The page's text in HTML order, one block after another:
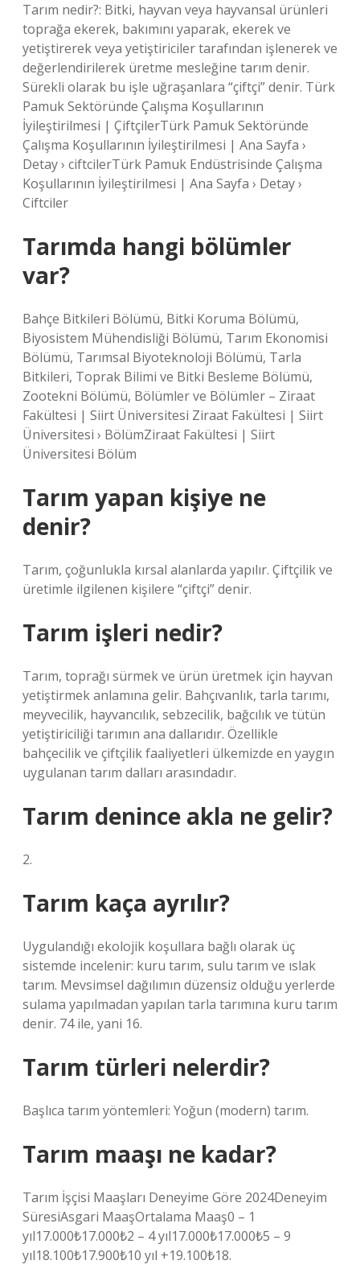
Tarım nedir?: Bitki, hayvan veya hayvansal ürünleri
toprağa ekerek, bakımını yaparak, ekerek ve
yetiştirerek veya yetiştiriciler tarafından işlenerek ve
değerlendirilerek üretme mesleğine tarım denir.
Sürekli olarak bu işle uğraşanlara “çiftçi” denir. Türk
Pamuk Sektöründe Çalışma Koşullarının
İyileştirilmesi | ÇiftçilerTürk Pamuk Sektöründe
Çalışma Koşullarının İyileştirilmesi | Ana Sayfa ›
Detay › ciftcilerTürk Pamuk Endüstrisinde Çalışma
Koşullarının İyileştirilmesi | Ana Sayfa › Detay ›
Ciftciler
Tarımda hangi bölümler
var?
Bahçe Bitkileri Bölümü, Bitki Koruma Bölümü,
Biyosistem Mühendisliği Bölümü, Tarım Ekonomisi
Bölümü, Tarımsal Biyoteknoloji Bölümü, Tarla
Bitkileri, Toprak Bilimi ve Bitki Besleme Bölümü,
Zootekni Bölümü, Bölümler ve Bölümler – Ziraat
Fakültesi | Siirt Üniversitesi Ziraat Fakültesi | Siirt
Üniversitesi › BölümZiraat Fakültesi | Siirt
Üniversitesi Bölüm
Tarım yapan kişiye ne
denir?
Tarım, çoğunlukla kırsal alanlarda yapılır. Çiftçilik ve
üretimle ilgilenen kişilere “çiftçi” denir.
Tarım işleri nedir?
Tarım, toprağı sürmek ve ürün üretmek için hayvan
yetiştirmek anlamına gelir. Bahçıvanlık, tarla tarımı,
meyvecilik, hayvancılık, sebzecilik, bağcılık ve tütün
yetiştiriciliği tarımın ana dallarıdır. Özellikle
bahçecilik ve çiftçilik faaliyetleri ülkemizde en yaygın
uygulanan tarım dalları arasındadır.
Tarım denince akla ne gelir?
2.
Tarım kaça ayrılır?
Uygulandığı ekolojik koşullara bağlı olarak üç
sistemde incelenir: kuru tarım, sulu tarım ve ıslak
tarım. Mevsimsel dağılımın düzensiz olduğu yerlerde
sulama yapılmadan yapılan tarla tarımına kuru tarım
denir. 74 ile, yani 16.
Tarım türleri nelerdir?
Başlıca tarım yöntemleri: Yoğun (modern) tarım.
Tarım maaşı ne kadar?
Tarım İşçisi Maaşları Deneyime Göre 2024Deneyim
SüresiAsgari MaaşOrtalama Maaş0 – 1
yıl17.000₺17.000₺2 – 4 yıl17.000₺17.000₺5 – 9
yıl18.100₺17.900₺10 yıl +19.100₺18.